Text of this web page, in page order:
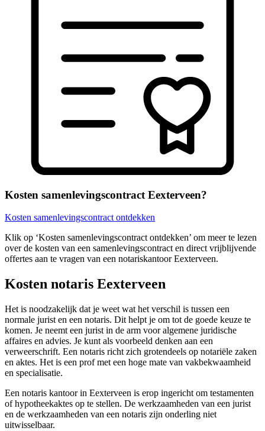
Kosten samenlevingscontract Eexterveen?
Kosten samenlevingscontract ontdekken
Klik op ‘Kosten samenlevingscontract ontdekken’ om meer te lezen
over de kosten van een samenlevingscontract en direct vrijblijvende
offertes aan te vragen van een notariskantoor Eexterveen.
Kosten notaris Eexterveen
Het is noodzakelijk dat je weet wat het verschil is tussen een
normale jurist en een notaris. Dit helpt je om tot de goede keuze te
komen. Je neemt een jurist in de arm voor algemene juridische
affaires en advies. Je kunt als voorbeeld denken aan een
verweerschrift. Een notaris richt zich grotendeels op notariële zaken
en aktes. Het is een prof met een hoge mate van vakbekwaamheid
en specialisatie.
Een notaris kantoor in Eexterveen is erop ingericht om testamenten
of hypotheekaktes op te stellen. De werkzaamheden van een jurist
en de werkzaamheden van een notaris zijn onderling niet
uitwisselbaar.